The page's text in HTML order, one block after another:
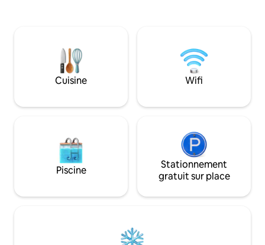
que Playa Del Carmen a à offrir. Le
logement dispose de portes vitrées du
sol au plafond, d'un store occultant et de
rideaux de parasol, avec une terrasse
intérieure. Un grand canapé sectionnel
voyageurs supplémentaires. L'unité
dispose d'une cuisine entièrement
équipée pour tous vos besoins de
pomme de douche de style pluie et d'un
mobilier en marbre. Piscine sur le toit de
toutes les options de traitement et
douches extérieures privées Théâtre de
d'une table à
Emplacement
seulement un
la célèbre 5e Avenue. Nous
Cuisine Wifi
Piscine
Stationnement
gratuit sur place